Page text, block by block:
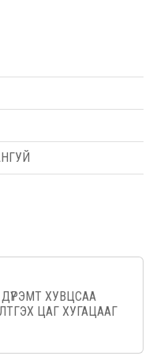
ХУВЦСАА
ЦАГ ХУГАЦААГ